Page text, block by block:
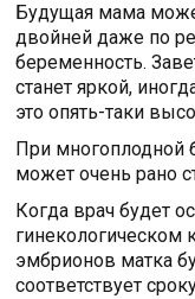
Будущая мама
двойней даже по
беременность.
станет яркой,
это опять-таки
При многоплодной
может очень рано
Когда врач будет
гинекологическом
эмбрионов матка
соответствует